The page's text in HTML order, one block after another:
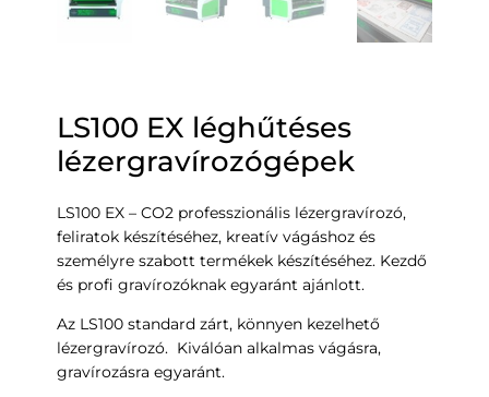
LS100 EX léghűtéses
lézergravírozógépek
LS100 EX – CO2 professzionális lézergravírozó,
feliratok készítéséhez, kreatív vágáshoz és
személyre szabott termékek készítéséhez. Kezdő
és profi gravírozóknak egyaránt ajánlott.
Az LS100 standard zárt, könnyen kezelhető
lézergravírozó. Kiválóan alkalmas vágásra,
gravírozásra egyaránt.